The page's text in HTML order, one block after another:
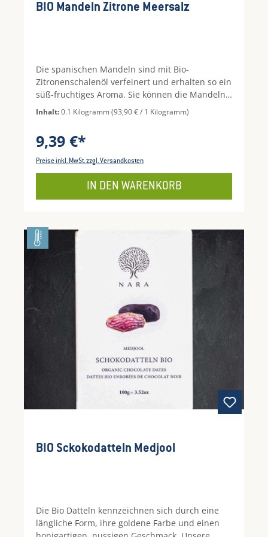
BIO Mandeln Zitrone Meersalz
Die spanischen Mandeln sind mit Bio-
Zitronenschalenöl verfeinert und erhalten so ein
süß-fruchtiges Aroma. Sie können die Mandeln
als Snack oder zu Salaten, Fischgerichten und
Müsli genießen.
Inhalt:0.1 Kilogramm(93,90 € / 1 Kilogramm)
9,39 €*
Preise inkl. MwSt. zzgl. Versandkosten
IN DEN WARENKORB
BIO Sckokodatteln Medjool
Die Bio Datteln kennzeichnen sich durch eine
längliche Form, ihre goldene Farbe und einen